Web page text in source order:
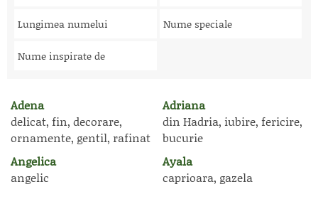
Lungimea numelui Nume speciale
Nume inspirate de
Adena
delicat, fin, decorare,
ornamente, gentil, rafinat
Adriana
din Hadria, iubire, fericire,
bucurie
Angelica
angelic
Ayala
caprioara, gazela